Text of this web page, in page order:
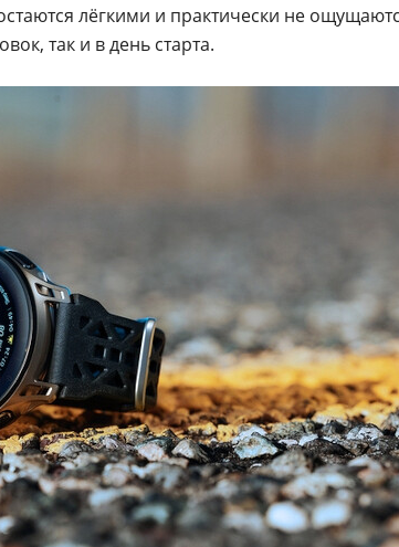
лёгкими и практически не
так и в день старта.